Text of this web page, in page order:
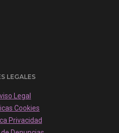
LEGALES
Legal
Cookies
Privacidad